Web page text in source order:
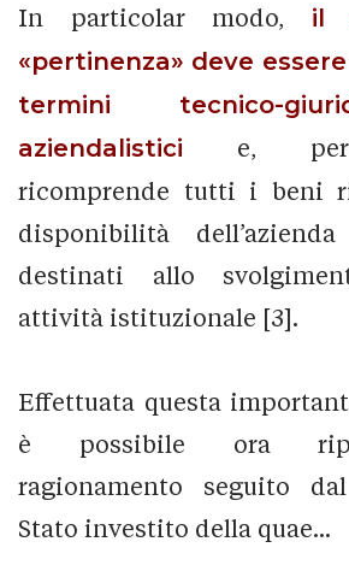
In particolar modo, il
«pertinenza» deve
termini tecnico-
aziendalistici e,
ricomprende tutti i beni
disponibilità
destinati allo
attività istituzionale [3].
Effettuata questa
è possibile ora
ragionamento seguito
Stato investito della quae...